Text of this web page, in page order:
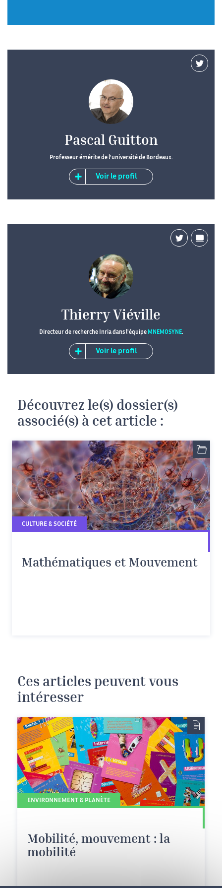
Pascal Guitton
Professeur émérite de l'université de Bordeaux.
Voir le profil
Thierry Viéville
Directeur de recherche Inria dans l'équipe MNEMOSYNE.
Voir le profil
Découvrez le(s) dossier(s)
associé(s) à cet article :
CULTURE & SOCIÉTÉ
Mathématiques et Mouvement
Ces articles peuvent vous
intéresser
ENVIRONNEMENT & PLANÈTE
Mobilité, mouvement : la
mobilité